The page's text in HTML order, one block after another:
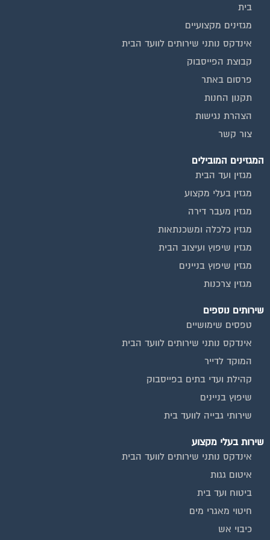
בית
מגזינים מקצועיים
אינדקס נותני שירותים לוועד הבית
קבוצת הפייסבוק
פרסום באתר
תקנון החנות
הצהרת נגישות
צור קשר
המגזינים המובילים
מגזין ועד הבית
מגזין בעלי מקצוע
מגזין מעבר דירה
מגזין כלכלה ומשכנתאות
מגזין שיפוץ ועיצוב הבית
מגזין שיפוץ בניינים
מגזין צרכנות
שירותים נוספים
טפסים שימושיים
אינדקס נותני שירותים לוועד הבית
המוקד לדייר
קהילת ועדי בתים בפייסבוק
שיפוץ בניינים
שירותי גבייה לוועד בית
שירות בעלי מקצוע
אינדקס נותני שירותים לוועד הבית
איטום גגות
ביטוח ועד בית
חיטוי מאגרי מים
כיבוי אש